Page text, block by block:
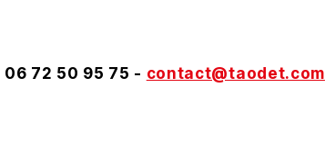
06 72 50 95 75 - contact@taodet.com